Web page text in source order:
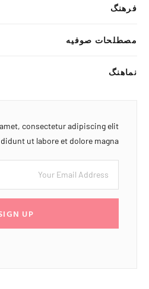
فرهنگ
مصطلحات صوفیه
نماهنگ
consectetur adipiscing elit
ut labore et dolore magna
UP